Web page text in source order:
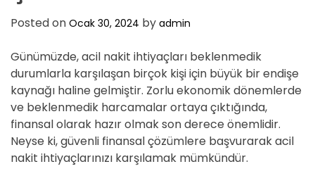
Posted on Ocak 30, 2024 by admin
Günümüzde, acil nakit ihtiyaçları beklenmedik
durumlarla karşılaşan birçok kişi için büyük bir endişe
kaynağı haline gelmiştir. Zorlu ekonomik dönemlerde
ve beklenmedik harcamalar ortaya çıktığında,
finansal olarak hazır olmak son derece önemlidir.
Neyse ki, güvenli finansal çözümlere başvurarak acil
nakit ihtiyaçlarınızı karşılamak mümkündür.